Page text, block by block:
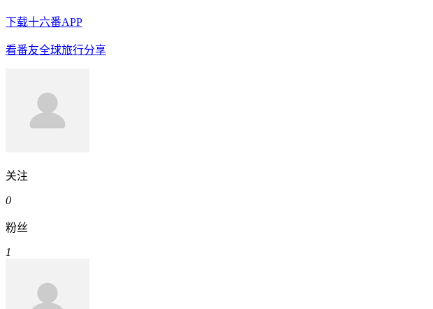
下载十六番APP
看番友全球旅行分享
关注
0
粉丝
1